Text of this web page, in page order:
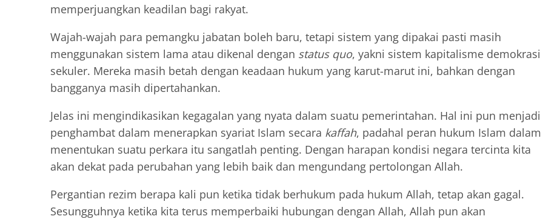
memperjuangkan keadilan bagi rakyat.
Wajah-wajah para pemangku jabatan boleh baru, tetapi sistem yang dipakai pasti masih
menggunakan sistem lama atau dikenal dengan status quo, yakni sistem kapitalisme demokrasi
sekuler. Mereka masih betah dengan keadaan hukum yang karut-marut ini, bahkan dengan
bangganya masih dipertahankan.
Jelas ini mengindikasikan kegagalan yang nyata dalam suatu pemerintahan. Hal ini pun menjadi
penghambat dalam menerapkan syariat Islam secara kaffah, padahal peran hukum Islam dalam
menentukan suatu perkara itu sangatlah penting. Dengan harapan kondisi negara tercinta kita
akan dekat pada perubahan yang lebih baik dan mengundang pertolongan Allah.
Pergantian rezim berapa kali pun ketika tidak berhukum pada hukum Allah, tetap akan gagal.
Sesungguhnya ketika kita terus memperbaiki hubungan dengan Allah, Allah pun akan